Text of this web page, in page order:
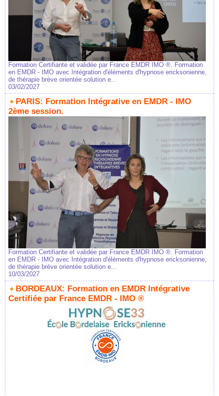
Formation Certifiante et validée par France EMDR IMO ®. Formation
en EMDR - IMO avec Intégration d'éléments d'hypnose ericksonienne,
de thérapie brève orientée solution e...
03/02/2027
PARIS: Formation Intégrative en EMDR - IMO
2ème session.
Formation Certifiante et validée par France EMDR IMO ®. Formation
en EMDR - IMO avec Intégration d'éléments d'hypnose ericksonienne,
de thérapie brève orientée solution e...
10/03/2027
BORDEAUX: Formation en EMDR Intégrative
Certifiée par France EMDR - IMO ®